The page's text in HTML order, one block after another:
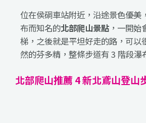
位在侯硐車站附近，沿途景色優美
布而知名的北部爬山景點 ，一開
梯，之後就是平坦好走的路，可以
然的芬多精，整條步道有 3 階段瀑
北部爬山推薦 4 新北鳶山登山